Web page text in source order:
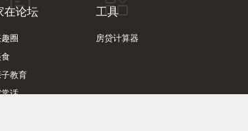
在论坛
圈
教育
话
工具
房贷计算器